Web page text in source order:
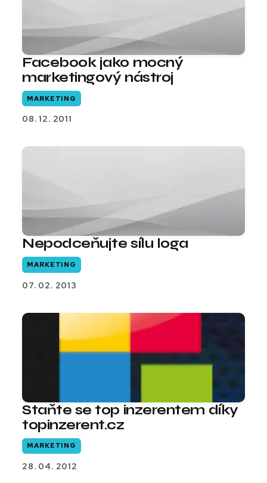
Facebook jako mocný
marketingový nástroj
MARKETING
08. 12. 2011
Nepodceňujte sílu loga
MARKETING
07. 02. 2013
Staňte se top inzerentem díky
topinzerent.cz
MARKETING
28. 04. 2012